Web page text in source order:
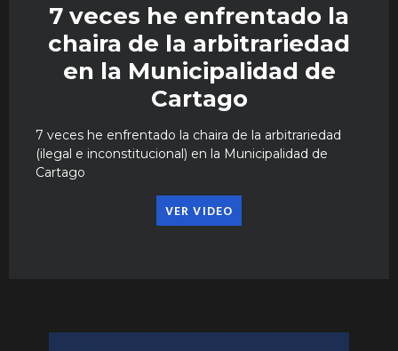
7 veces he enfrentado la
chaira de la arbitrariedad
en la Municipalidad de
Cartago
7 veces he enfrentado la chaira de la arbitrariedad
(ilegal e inconstitucional) en la Municipalidad de
Cartago
VER VIDEO